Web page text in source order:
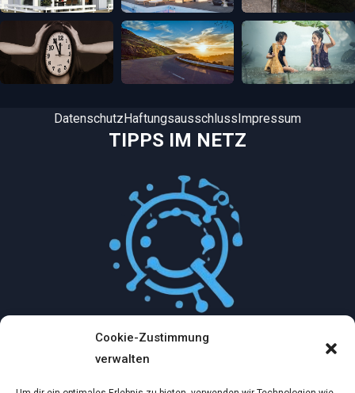
Cookie-Zustimmung
verwalten
TIPPS IM NETZ
DatenschutzHaftungsausschlussImpressum
Mythologische Abenteuer in der Welt der